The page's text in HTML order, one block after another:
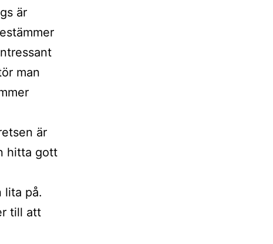
är
man
är
hitta gott
lita på.
till att